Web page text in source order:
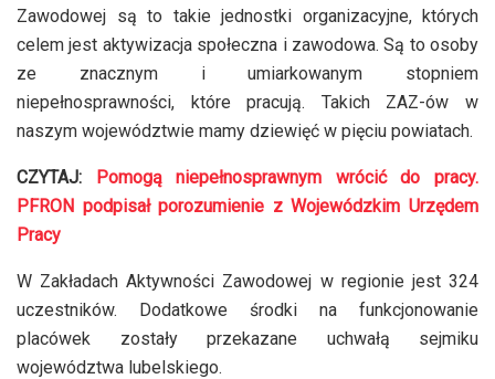
Zawodowej są to takie jednostki organizacyjne, których
celem jest aktywizacja społeczna i zawodowa. Są to osoby
ze znacznym i umiarkowanym stopniem
niepełnosprawności, które pracują. Takich ZAZ-ów w
naszym województwie mamy dziewięć w pięciu powiatach.
CZYTAJ: Pomogą niepełnosprawnym wrócić do pracy.
PFRON podpisał porozumienie z Wojewódzkim Urzędem
Pracy
W Zakładach Aktywności Zawodowej w regionie jest 324
uczestników. Dodatkowe środki na funkcjonowanie
placówek zostały przekazane uchwałą sejmiku
województwa lubelskiego.